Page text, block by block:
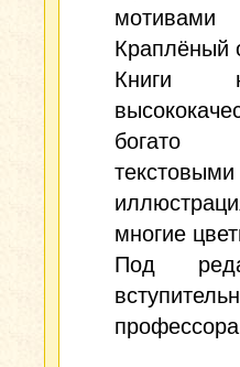
мотивами
Краплёный
Книги
богато
многие
Под